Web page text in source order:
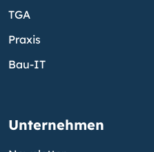
TGA
Praxis
Bau-IT
Unternehmen